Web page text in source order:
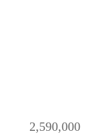
2,590,000